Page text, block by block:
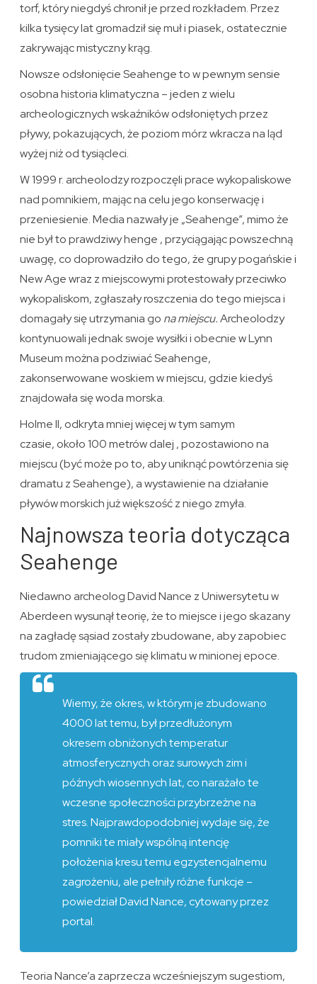
torf, który niegdyś chronił je przed rozkładem. Przez
kilka tysięcy lat gromadził się muł i piasek, ostatecznie
zakrywając mistyczny krąg.
Nowsze odsłonięcie Seahenge to w pewnym sensie
osobna historia klimatyczna – jeden z wielu
archeologicznych wskaźników odsłoniętych przez
pływy, pokazujących, że poziom mórz wkracza na ląd
wyżej niż od tysiącleci.
W 1999 r. archeolodzy rozpoczęli prace wykopaliskowe
nad pomnikiem, mając na celu jego konserwację i
przeniesienie. Media nazwały je „Seahenge”, mimo że
nie był to prawdziwy henge , przyciągając powszechną
uwagę, co doprowadziło do tego, że grupy pogańskie i
New Age wraz z miejscowymi protestowały przeciwko
wykopaliskom, zgłaszały roszczenia do tego miejsca i
domagały się utrzymania go na miejscu.Archeolodzy
kontynuowali jednak swoje wysiłki i obecnie w Lynn
Museum można podziwiać Seahenge,
zakonserwowane woskiem w miejscu, gdzie kiedyś
znajdowała się woda morska.
Holme II, odkryta mniej więcej w tym samym
czasie, około 100 metrów dalej , pozostawiono na
miejscu (być może po to, aby uniknąć powtórzenia się
dramatu z Seahenge), a wystawienie na działanie
pływów morskich już większość z niego zmyła.
Najnowsza teoria dotycząca
Seahenge
Niedawno archeolog David Nance z Uniwersytetu w
Aberdeen wysunął teorię, że to miejsce i jego skazany
na zagładę sąsiad zostały zbudowane, aby zapobiec
trudom zmieniającego się klimatu w minionej epoce.
Wiemy, że okres, w którym je zbudowano
4000 lat temu, był przedłużonym
okresem obniżonych temperatur
atmosferycznych oraz surowych zim i
późnych wiosennych lat, co narażało te
wczesne społeczności przybrzeżne na
stres. Najprawdopodobniej wydaje się, że
pomniki te miały wspólną intencję
położenia kresu temu egzystencjalnemu
zagrożeniu, ale pełniły różne funkcje –
powiedział David Nance, cytowany przez
portal.
Teoria Nance’a zaprzecza wcześniejszym sugestiom,